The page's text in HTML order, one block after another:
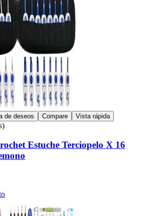
de deseos Compare Vista rápida
Estuche Terciopelo X 16